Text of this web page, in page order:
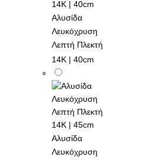
Αλυσίδα
Λευκόχρυση
Λεπτή Πλεκτή
14K | 40cm
Αλυσίδα
Λευκόχρυση